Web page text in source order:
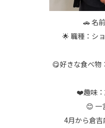
🚗 名
🌟 職種：シ
😋好きな食べ物
❤️趣味：
😊 一
4月から倉吉店